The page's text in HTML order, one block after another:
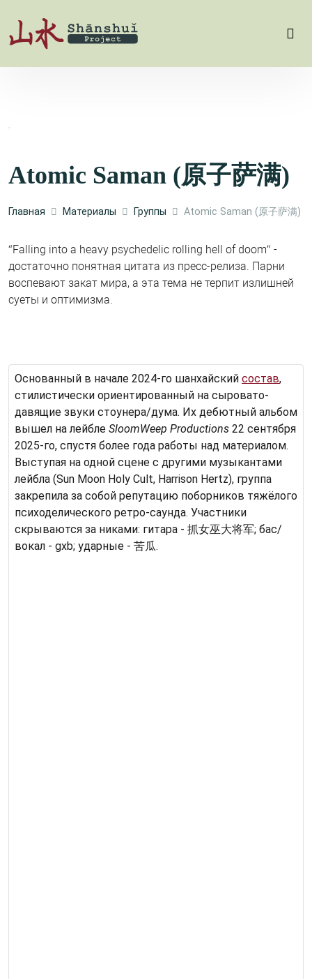
Atomic Saman (原子萨满)
Главная Материалы Группы Atomic Saman (原子萨满)
“Falling into a heavy psychedelic rolling hell of doom” -
достаточно понятная цитата из пресс-релиза. Парни
воспевают закат мира, а эта тема не терпит излишней
суеты и оптимизма.
Основанный в начале 2024-го шанхайский состав,
стилистически ориентированный на сыровато-
давящие звуки стоунера/дума. Их дебютный альбом
вышел на лейбле SloomWeep Productions 22 сентября
2025-го, спустя более года работы над материалом.
Выступая на одной сцене с другими музыкантами
лейбла (Sun Moon Holy Cult, Harrison Hertz), группа
закрепила за собой репутацию поборников тяжёлого
психоделического ретро-саунда. Участники
скрываются за никами: гитара - 抓女巫大将军; бас/
вокал - gxb; ударные - 苦瓜.